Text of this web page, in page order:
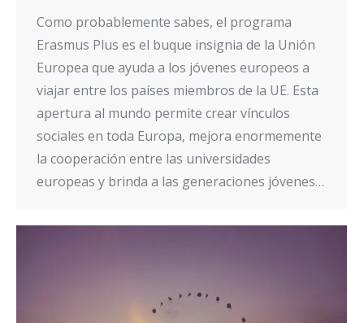
Como probablemente sabes, el programa
Erasmus Plus es el buque insignia de la Unión
Europea que ayuda a los jóvenes europeos a
viajar entre los países miembros de la UE. Esta
apertura al mundo permite crear vínculos
sociales en toda Europa, mejora enormemente
la cooperación entre las universidades
europeas y brinda a las generaciones jóvenes…